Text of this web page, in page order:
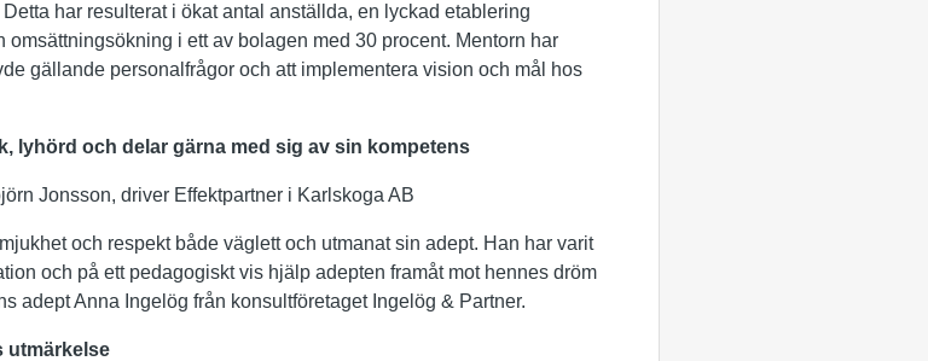
har resulterat i ökat antal anställda, en lyckad etablering
omsättningsökning i ett av bolagen med 30 procent. Mentorn har
gällande personalfrågor och att implementera vision och mål hos
lyhörd och delar gärna med sig av sin kompetens
Jonsson, driver Effektpartner i Karlskoga AB
och respekt både väglett och utmanat sin adept. Han har varit
och på ett pedagogiskt vis hjälp adepten framåt mot hennes dröm
adept Anna Ingelög från konsultföretaget Ingelög & Partner.
utmärkelse